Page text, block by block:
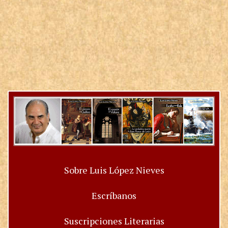
Sobre Luis López Nieves
Escríbanos
Suscripciones Literarias